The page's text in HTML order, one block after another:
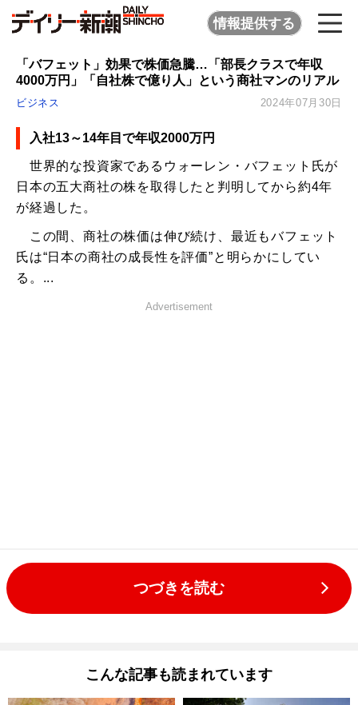
情報提供する
「バフェット」効果で株価急騰…「部長クラスで年収
4000万円」「自社株で億り人」という商社マンのリアル
ビジネス 2024年07月30日
入社13～14年目で年収2000万円
世界的な投資家であるウォーレン・バフェット氏が
日本の五大商社の株を取得したと判明してから約4年
が経過した。
この間、商社の株価は伸び続け、最近もバフェット
氏は“日本の商社の成長性を評価”と明らかにしてい
る。...
Advertisement
つづきを読む
こんな記事も読まれています